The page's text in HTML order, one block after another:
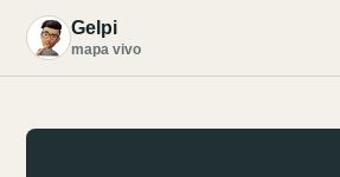
G Gelpi
mapa vivo